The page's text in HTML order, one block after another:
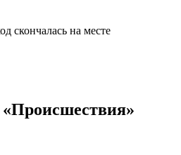
скончалась на месте
«Происшествия»